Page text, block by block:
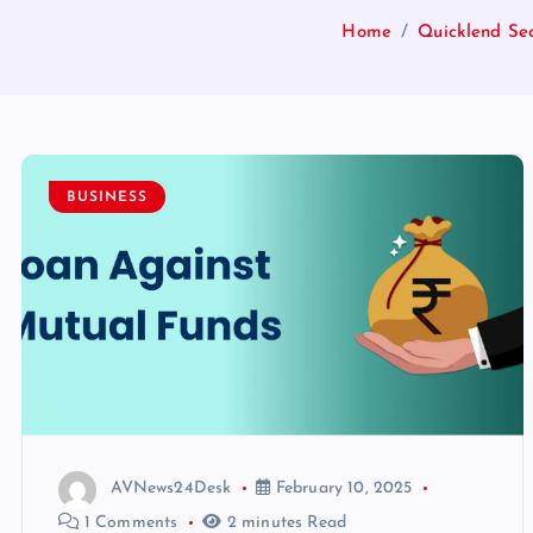
Home Quicklend
BUSINESS
AVNews24Desk
February 10, 2025
1 Comments
2 minutes Read